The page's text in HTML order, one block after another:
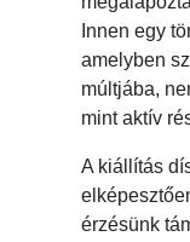
Innen egy
amelyben
múltjába,
mint aktív
A kiállítás
érzésünk